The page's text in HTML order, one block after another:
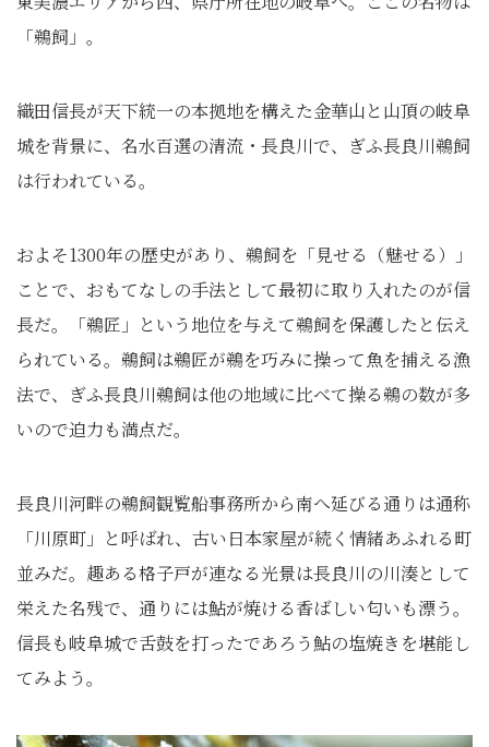
「鵜飼」。
織田信長が天下統一の本拠地を構えた金華山と山頂の岐阜
城を背景に、名水百選の清流・長良川で、ぎふ長良川鵜飼
は行われている。
およそ1300年の歴史があり、鵜飼を「見せる（魅せる）」
ことで、おもてなしの手法として最初に取り入れたのが信
長だ。「鵜匠」という地位を与えて鵜飼を保護したと伝え
られている。鵜飼は鵜匠が鵜を巧みに操って魚を捕える漁
法で、ぎふ長良川鵜飼は他の地域に比べて操る鵜の数が多
いので迫力も満点だ。
長良川河畔の鵜飼観覧船事務所から南へ延びる通りは通称
「川原町」と呼ばれ、古い日本家屋が続く情緒あふれる町
並みだ。趣ある格子戸が連なる光景は長良川の川湊として
栄えた名残で、通りには鮎が焼ける香ばしい匂いも漂う。
信長も岐阜城で舌鼓を打ったであろう鮎の塩焼きを堪能し
てみよう。